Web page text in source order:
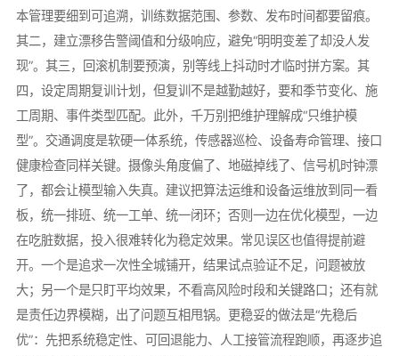
本管理要细到可追溯，训练数据范围、参数、发布时间都要留痕。
其二，建立漂移告警阈值和分级响应，避免“明明变差了却没人发
现”。其三，回滚机制要预演，别等线上抖动时才临时拼方案。其
四，设定周期复训计划，但复训不是越勤越好，要和季节变化、施
工周期、事件类型匹配。此外，千万别把维护理解成“只维护模
型”。交通调度是软硬一体系统，传感器巡检、设备寿命管理、接口
健康检查同样关键。摄像头角度偏了、地磁掉线了、信号机时钟漂
了，都会让模型输入失真。建议把算法运维和设备运维放到同一看
板，统一排班、统一工单、统一闭环；否则一边在优化模型，一边
在吃脏数据，投入很难转化为稳定效果。常见误区也值得提前避
开。一个是追求一次性全城铺开，结果试点验证不足，问题被放
大；另一个是只盯平均效果，不看高风险时段和关键路口；还有就
是责任边界模糊，出了问题互相甩锅。更稳妥的做法是“先稳后
优”：先把系统稳定性、可回退能力、人工接管流程跑顺，再逐步追